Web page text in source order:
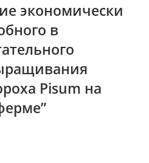
экономически
в
Pisum на